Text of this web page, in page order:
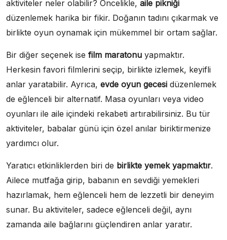
aktiviteler neler olabilir? Öncelikle, aile pikniği
düzenlemek harika bir fikir. Doğanın tadını çıkarmak ve
birlikte oyun oynamak için mükemmel bir ortam sağlar.
Bir diğer seçenek ise film maratonu yapmaktır.
Herkesin favori filmlerini seçip, birlikte izlemek, keyifli
anlar yaratabilir. Ayrıca, evde oyun gecesi düzenlemek
de eğlenceli bir alternatif. Masa oyunları veya video
oyunları ile aile içindeki rekabeti artırabilirsiniz. Bu tür
aktiviteler, babalar günü için özel anılar biriktirmenize
yardımcı olur.
Yaratıcı etkinliklerden biri de birlikte yemek yapmaktır.
Ailece mutfağa girip, babanın en sevdiği yemekleri
hazırlamak, hem eğlenceli hem de lezzetli bir deneyim
sunar. Bu aktiviteler, sadece eğlenceli değil, aynı
zamanda aile bağlarını güçlendiren anlar yaratır.